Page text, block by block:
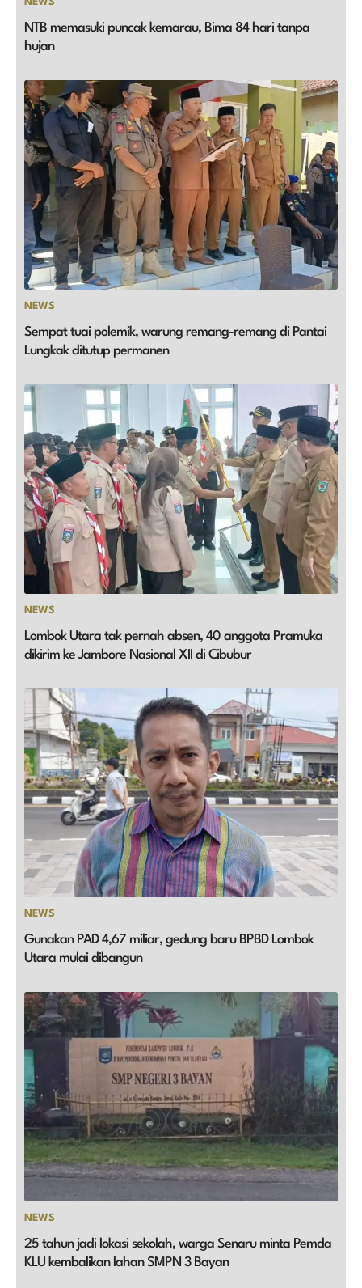
NEWS
NTB memasuki puncak kemarau, Bima 84 hari tanpa
hujan
NEWS
Sempat tuai polemik, warung remang-remang di Pantai
Lungkak ditutup permanen
NEWS
Lombok Utara tak pernah absen, 40 anggota Pramuka
dikirim ke Jambore Nasional XII di Cibubur
NEWS
Gunakan PAD 4,67 miliar, gedung baru BPBD Lombok
Utara mulai dibangun
NEWS
25 tahun jadi lokasi sekolah, warga Senaru minta Pemda
KLU kembalikan lahan SMPN 3 Bayan